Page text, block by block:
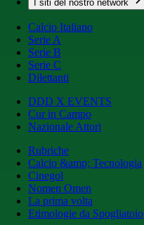
I siti del nostro network
Calcio Italiano
Serie A
Serie B
Serie C
Dilettanti
DDD X EVENTS
Cur in Campo
Nazionale Attori
Rubriche
Calcio &amp; Tecnologia
Cinegol
Nomen Omen
La prima volta
Etimologie da Spogliatoio